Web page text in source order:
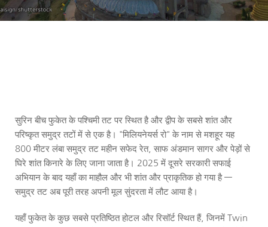
सुरिन बीच फुकेत के पश्चिमी तट पर स्थित है और द्वीप के सबसे शांत और
परिष्कृत समुद्र तटों में से एक है। "मिलियनेयर्स रो" के नाम से मशहूर यह
800 मीटर लंबा समुद्र तट महीन सफेद रेत, साफ अंडमान सागर और पेड़ों से
घिरे शांत किनारे के लिए जाना जाता है। 2025 में दूसरे सरकारी सफाई
अभियान के बाद यहाँ का माहौल और भी शांत और प्राकृतिक हो गया है —
समुद्र तट अब पूरी तरह अपनी मूल सुंदरता में लौट आया है।
यहाँ फुकेत के कुछ सबसे प्रतिष्ठित होटल और रिसॉर्ट स्थित हैं, जिनमें Twin